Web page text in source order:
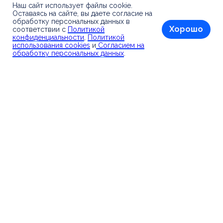
Наш сайт использует файлы cookie.
Оставаясь на сайте, вы даете согласие на
обработку персональных данных в
соответствии с Политикой
конфиденциальности
Политикой
использования cookies и Согласием на
обработку персональных данных
Хорошо
Контакты
Политика конфиденциальности
Политика обработки cookies
Согласие пользователя